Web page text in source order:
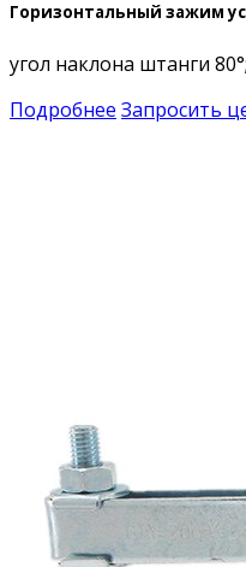
Горизонтальный зажим
угол наклона штанги
Подробнее Запросить